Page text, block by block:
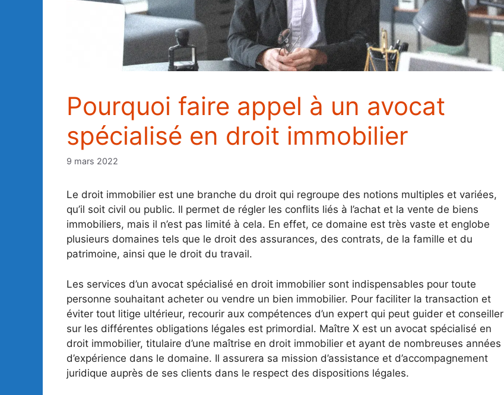
Pourquoi faire appel à un avocat
spécialisé en droit immobilier
9 mars 2022
Le droit immobilier est une branche du droit qui regroupe des notions multiples et variées,
qu’il soit civil ou public. Il permet de régler les conflits liés à l’achat et la vente de biens
immobiliers, mais il n’est pas limité à cela. En effet, ce domaine est très vaste et englobe
plusieurs domaines tels que le droit des assurances, des contrats, de la famille et du
patrimoine, ainsi que le droit du travail.
Les services d’un avocat spécialisé en droit immobilier sont indispensables pour toute
personne souhaitant acheter ou vendre un bien immobilier. Pour faciliter la transaction et
éviter tout litige ultérieur, recourir aux compétences d’un expert qui peut guider et conseiller
sur les différentes obligations légales est primordial. Maître X est un avocat spécialisé en
droit immobilier, titulaire d’une maîtrise en droit immobilier et ayant de nombreuses années
d’expérience dans le domaine. Il assurera sa mission d’assistance et d’accompagnement
juridique auprès de ses clients dans le respect des dispositions légales.